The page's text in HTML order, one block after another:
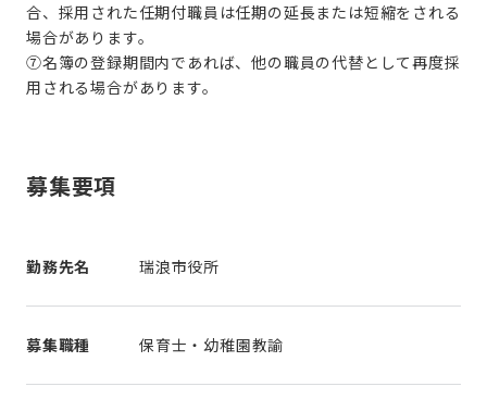
合、採用された任期付職員は任期の延長または短縮をされる
場合があります。
⑦名簿の登録期間内であれば、他の職員の代替として再度採
用される場合があります。
募集要項
勤務先名 瑞浪市役所
募集職種 保育士・幼稚園教諭